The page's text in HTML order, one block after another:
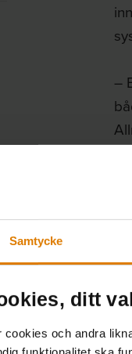
Samtycke
ditt
cookies och andra
–